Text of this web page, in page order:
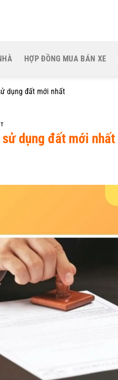
HỢP ĐỒNG MUA BÁN XE
dụng đất mới nhất
dụng đất mới nhất